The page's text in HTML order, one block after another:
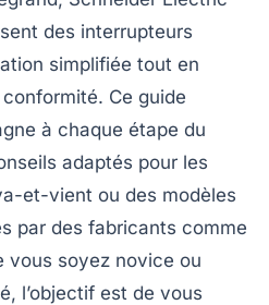
des interrupteurs
simplifiée tout en
Ce guide
à chaque étape du
adaptés pour les
et-vient ou des modèles
par des fabricants comme
vous soyez novice ou
l’objectif est de vous